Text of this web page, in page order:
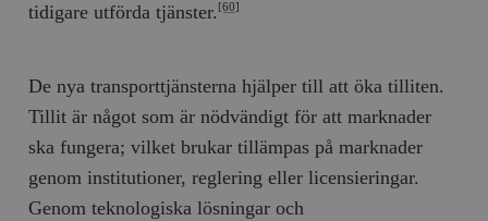
tidigare utförda tjänster. [60]
De nya transporttjänsterna hjälper till att öka tilliten.
Tillit är något som är nödvändigt för att marknader
ska fungera; vilket brukar tillämpas på marknader
genom institutioner, reglering eller licensieringar.
Genom teknologiska lösningar och